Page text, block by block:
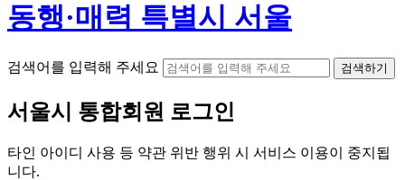
동행·매력 특별시 서울
검색어를 입력해 주세요 검색하기
서울시 통합회원 로그인
타인 아이디 사용 등 약관 위반 행위 시 서비스 이용이 중지됩
니다.